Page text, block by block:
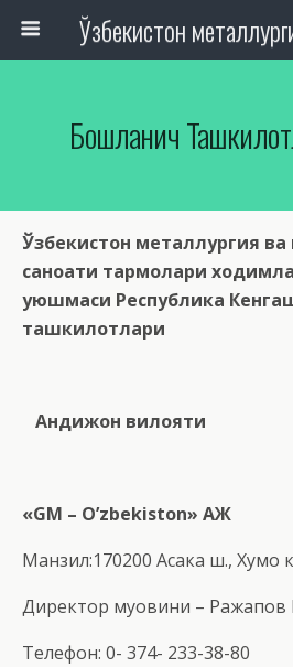
Бошланғич
Ўзбекистон металлургия
саноати тармоқлари
уюшмаси Республика
ташкилотлари
Андижон вилояти
«GM – O’zbekiston» АЖ
Манзил:170200 Асака ш., Хумо
Директор муовини – Ражапов
Телефон: 0- 374- 233-38-80